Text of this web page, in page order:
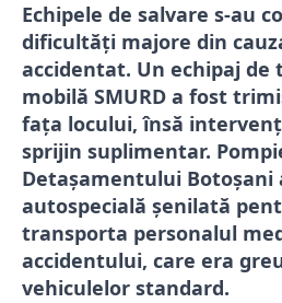
Echipele de salvare s-au
dificultăți majore din
accidentat. Un echipaj de
mobilă SMURD a fost
fața locului, însă
sprijin suplimentar.
Detașamentului Botoșani
autospecială șenilată
transporta personalul
accidentului, care era
vehiculelor standard.